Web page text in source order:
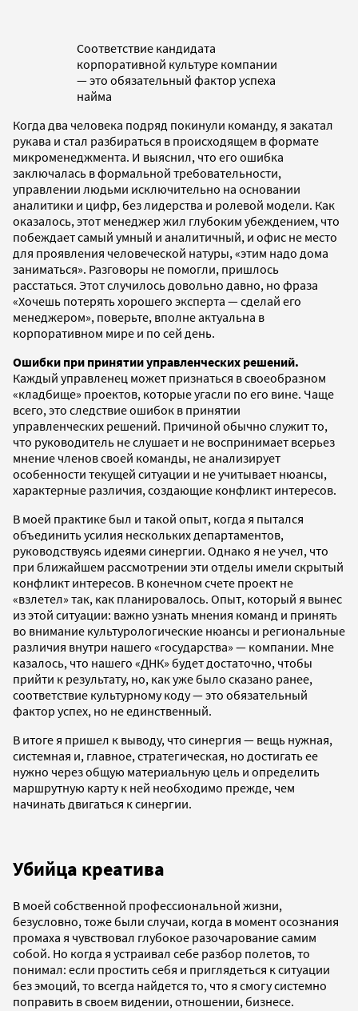
Соответствие кандидата
корпоративной культуре компании
— это обязательный фактор успеха
найма
Когда два человека подряд покинули команду, я закатал
рукава и стал разбираться в происходящем в формате
микроменеджмента. И выяснил, что его ошибка
заключалась в формальной требовательности,
управлении людьми исключительно на основании
аналитики и цифр, без лидерства и ролевой модели. Как
оказалось, этот менеджер жил глубоким убеждением, что
побеждает самый умный и аналитичный, и офис не место
для проявления человеческой натуры, «этим надо дома
заниматься». Разговоры не помогли, пришлось
расстаться. Этот случилось довольно давно, но фраза
«Хочешь потерять хорошего эксперта — сделай его
менеджером», поверьте, вполне актуальна в
корпоративном мире и по сей день.
Ошибки при принятии управленческих решений.
Каждый управленец может признаться в своеобразном
«кладбище» проектов, которые угасли по его вине. Чаще
всего, это следствие ошибок в принятии
управленческих решений. Причиной обычно служит то,
что руководитель не слушает и не воспринимает всерьез
мнение членов своей команды, не анализирует
особенности текущей ситуации и не учитывает нюансы,
характерные различия, создающие конфликт интересов.
В моей практике был и такой опыт, когда я пытался
объединить усилия нескольких департаментов,
руководствуясь идеями синергии. Однако я не учел, что
при ближайшем рассмотрении эти отделы имели скрытый
конфликт интересов. В конечном счете проект не
«взлетел» так, как планировалось. Опыт, который я вынес
из этой ситуации: важно узнать мнения команд и принять
во внимание культурологические нюансы и региональные
различия внутри нашего «государства» — компании. Мне
казалось, что нашего «ДНК» будет достаточно, чтобы
прийти к результату, но, как уже было сказано ранее,
соответствие культурному коду — это обязательный
фактор успех, но не единственный.
В итоге я пришел к выводу, что синергия — вещь нужная,
системная и, главное, стратегическая, но достигать ее
нужно через общую материальную цель и определить
маршрутную карту к ней необходимо прежде, чем
начинать двигаться к синергии.
Убийца креатива
В моей собственной профессиональной жизни,
безусловно, тоже были случаи, когда в момент осознания
промаха я чувствовал глубокое разочарование самим
собой. Но когда я устраивал себе разбор полетов, то
понимал: если простить себя и приглядеться к ситуации
без эмоций, то всегда найдется то, что я смогу системно
поправить в своем видении, отношении, бизнесе.